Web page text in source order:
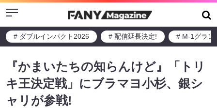
Menu
# ダブルインパクト2026 # 配信延長決定! # M-1グラン
『かまいたちの知らんけど』「トリ
キ王決定戦」にブラマヨ小杉、銀シ
ャリが参戦!